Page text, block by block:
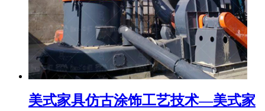
美式家具仿古涂饰工艺技术—美式家